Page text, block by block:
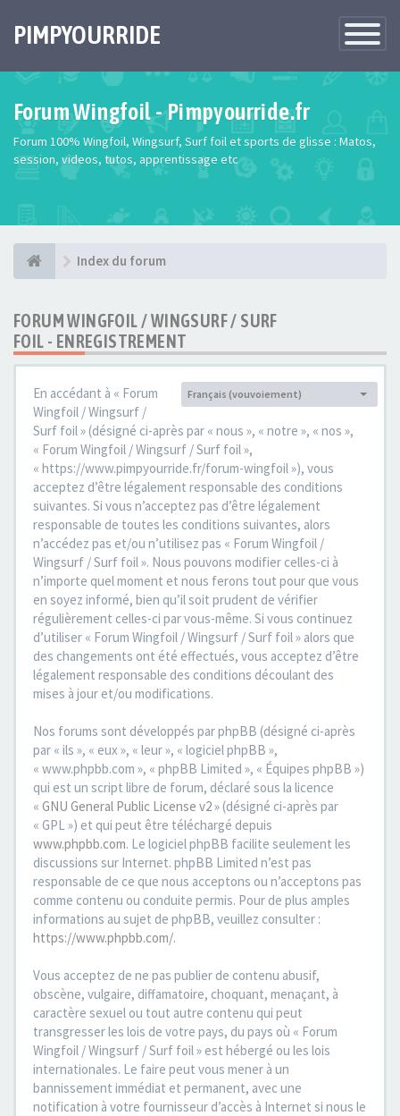
Toggle
PIMPYOURRIDE
Forum Wingfoil - Pimpyourride.fr
Forum 100% Wingfoil, Wingsurf, Surf foil et sports de glisse : Matos,
session, videos, tutos, apprentissage etc
Index du forum
FORUM WINGFOIL / WINGSURF / SURF
FOIL - ENREGISTREMENT
Langue :
Français (vouvoiement)
En accédant à « Forum
Wingfoil / Wingsurf /
Surf foil » (désigné ci-après par « nous », « notre », « nos »,
« Forum Wingfoil / Wingsurf / Surf foil »,
« https://www.pimpyourride.fr/forum-wingfoil »), vous
acceptez d’être légalement responsable des conditions
suivantes. Si vous n’acceptez pas d’être légalement
responsable de toutes les conditions suivantes, alors
n’accédez pas et/ou n’utilisez pas « Forum Wingfoil /
Wingsurf / Surf foil ». Nous pouvons modifier celles-ci à
n’importe quel moment et nous ferons tout pour que vous
en soyez informé, bien qu’il soit prudent de vérifier
régulièrement celles-ci par vous-même. Si vous continuez
d’utiliser « Forum Wingfoil / Wingsurf / Surf foil » alors que
des changements ont été effectués, vous acceptez d’être
légalement responsable des conditions découlant des
mises à jour et/ou modifications.
Nos forums sont développés par phpBB (désigné ci-après
par « ils », « eux », « leur », « logiciel phpBB »,
« www.phpbb.com », « phpBB Limited », « Équipes phpBB »)
qui est un script libre de forum, déclaré sous la licence
« GNU General Public License v2» (désigné ci-après par
« GPL ») et qui peut être téléchargé depuis
www.phpbb.com. Le logiciel phpBB facilite seulement les
discussions sur Internet. phpBB Limited n’est pas
responsable de ce que nous acceptons ou n’acceptons pas
comme contenu ou conduite permis. Pour de plus amples
informations au sujet de phpBB, veuillez consulter :
https://www.phpbb.com/.
Vous acceptez de ne pas publier de contenu abusif,
obscène, vulgaire, diffamatoire, choquant, menaçant, à
caractère sexuel ou tout autre contenu qui peut
transgresser les lois de votre pays, du pays où « Forum
Wingfoil / Wingsurf / Surf foil » est hébergé ou les lois
internationales. Le faire peut vous mener à un
bannissement immédiat et permanent, avec une
notification à votre fournisseur d’accès à Internet si nous le